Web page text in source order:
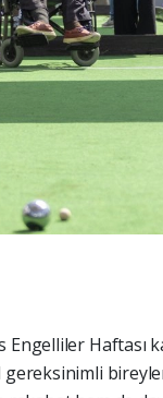
Haftası
gereksinimli